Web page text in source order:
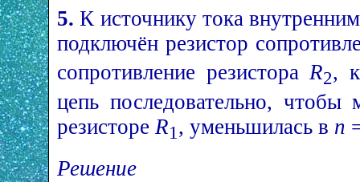
5. К источнику тока
подключён резистор
сопротивление резистораR2,
цепь последовательно,
резисторе R1, уменьшилась в n
Решение